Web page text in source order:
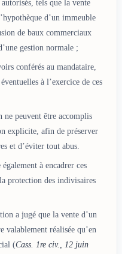
tels que la vente
d’un immeuble
de baux commerciaux
gestion normale ;
conférés au mandataire,
à l’exercice de ces
ne peuvent être accomplis
explicite, afin de préserver
et d’éviter tout abus.
à encadrer ces
protection des indivisaires
a jugé que la vente d’un
valablement réalisée qu’en
(Cass. 1re civ., 12 juin